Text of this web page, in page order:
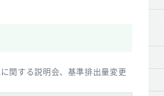
関する説明会、基準排出量変更